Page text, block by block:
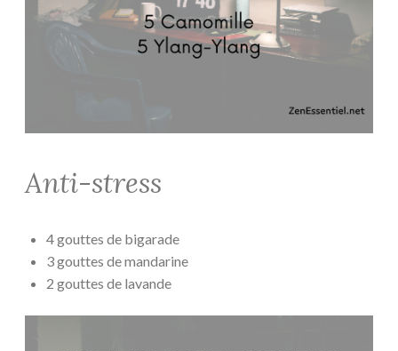
Anti-stress
4 gouttes de bigarade
3 gouttes de mandarine
2 gouttes de lavande